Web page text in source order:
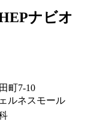
ナビオ
町7-10
ルネスモール